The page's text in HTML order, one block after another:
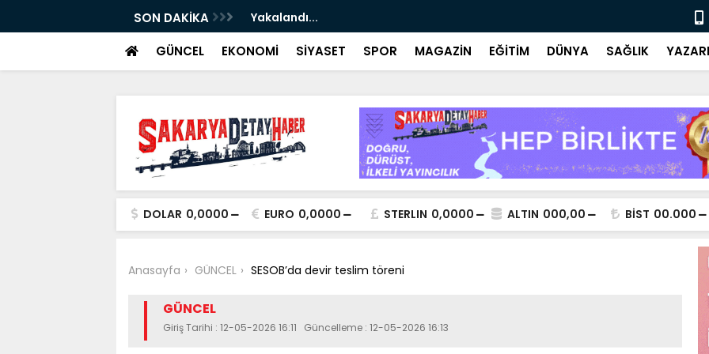
SON DAKİKA Yakalandı... Ulusal ve
GÜNCEL EKONOMİ SİYASET SPOR MAGAZİN EĞİTİM DÜNYA SAĞLIK
DOLAR 0,0000 EURO 0,0000 STERLIN 0,0000 ALTIN 000,00 BİST 00.000
Anasayfa GÜNCEL SESOB’da devir teslim töreni
GÜNCEL
Giriş Tarihi : 12-05-2026 16:11 Güncelleme : 12-05-2026 16:13